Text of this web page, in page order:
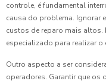
controle, é fundamental
causa do problema. Ignorar
custos de reparo mais altos.
especializado para realizar
Outro aspecto a ser
operadores. Garantir que os